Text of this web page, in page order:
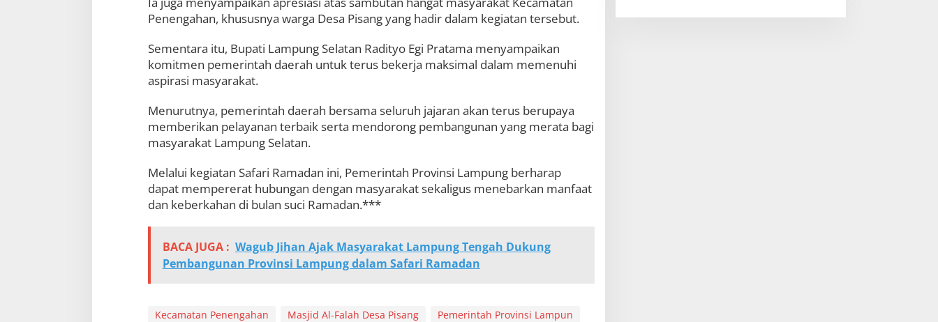
Penengahan, khususnya warga Desa Pisang yang hadir dalam kegiatan tersebut.
Sementara itu, Bupati Lampung Selatan Radityo Egi Pratama menyampaikan
komitmen pemerintah daerah untuk terus bekerja maksimal dalam memenuhi
aspirasi masyarakat.
Menurutnya, pemerintah daerah bersama seluruh jajaran akan terus berupaya
memberikan pelayanan terbaik serta mendorong pembangunan yang merata bagi
masyarakat Lampung Selatan.
Melalui kegiatan Safari Ramadan ini, Pemerintah Provinsi Lampung berharap
dapat mempererat hubungan dengan masyarakat sekaligus menebarkan manfaat
dan keberkahan di bulan suci Ramadan.***
BACA JUGA : Wagub Jihan Ajak Masyarakat Lampung Tengah Dukung
Pembangunan Provinsi Lampung dalam Safari Ramadan
Kecamatan Penengahan Masjid Al-Falah Desa Pisang
Pemerintah Provinsi Lampun